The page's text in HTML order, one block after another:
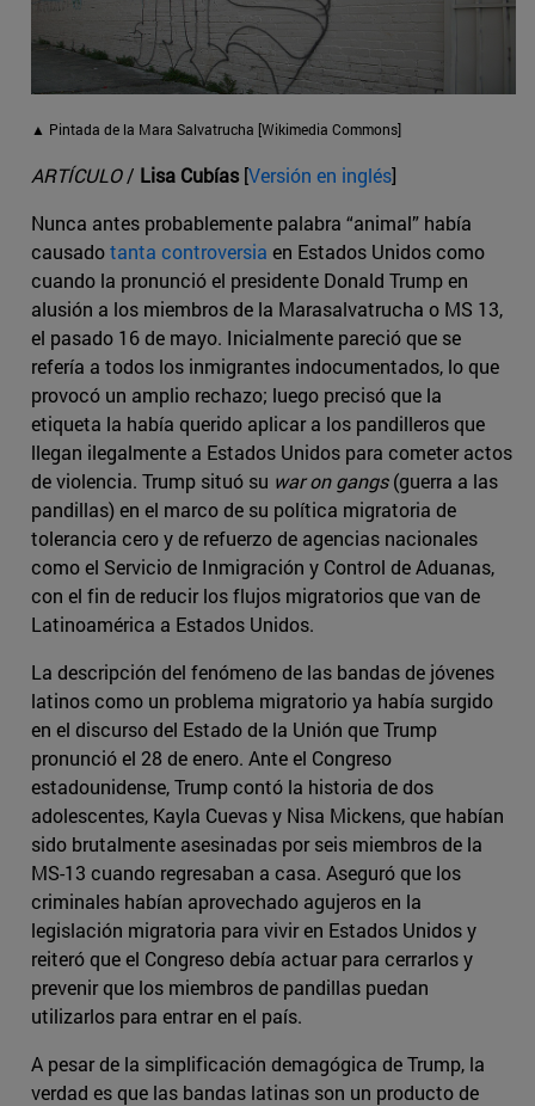
▲ Pintada de la Mara Salvatrucha [Wikimedia Commons]
ARTÍCULO/ Lisa Cubías [Versión en inglés]
Nunca antes probablemente palabra “animal” había
causadotanta controversia en Estados Unidos como
cuando la pronunció el presidente Donald Trump en
alusión a los miembros de la Marasalvatrucha o MS 13,
el pasado 16 de mayo. Inicialmente pareció que se
refería a todos los inmigrantes indocumentados, lo que
provocó un amplio rechazo; luego precisó que la
etiqueta la había querido aplicar a los pandilleros que
llegan ilegalmente a Estados Unidos para cometer actos
de violencia. Trump situó su war on gangs(guerra a las
pandillas) en el marco de su política migratoria de
tolerancia cero y de refuerzo de agencias nacionales
como el Servicio de Inmigración y Control de Aduanas,
con el fin de reducir los flujos migratorios que van de
Latinoamérica a Estados Unidos.
La descripción del fenómeno de las bandas de jóvenes
latinos como un problema migratorio ya había surgido
en el discurso del Estado de la Unión que Trump
pronunció el 28 de enero. Ante el Congreso
estadounidense, Trump contó la historia de dos
adolescentes, Kayla Cuevas y Nisa Mickens, que habían
sido brutalmente asesinadas por seis miembros de la
MS-13 cuando regresaban a casa. Aseguró que los
criminales habían aprovechado agujeros en la
legislación migratoria para vivir en Estados Unidos y
reiteró que el Congreso debía actuar para cerrarlos y
prevenir que los miembros de pandillas puedan
utilizarlos para entrar en el país.
A pesar de la simplificación demagógica de Trump, la
verdad es que las bandas latinas son un producto de